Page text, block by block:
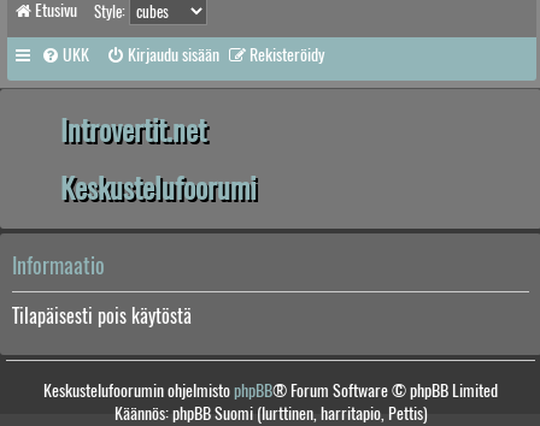
Etusivu Style:
UKK Kirjaudu sisään Rekisteröidy
Introvertit.net
Keskustelufoorumi
Informaatio
Tilapäisesti pois käytöstä
Keskustelufoorumin ohjelmistophpBB® Forum Software © phpBB Limited
Käännös: phpBB Suomi (lurttinen, harritapio, Pettis)